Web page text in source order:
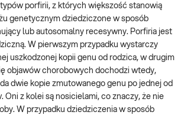
porfirii, z których większość stanowią
genetycznym dziedziczone w sposób
lub autosomalny recesywny. Porfiria jest
W pierwszym przypadku wystarczy
uszkodzonej kopii genu od rodzica, w drugim
objawów chorobowych dochodzi wtedy,
dwie kopie zmutowanego genu po jednej od
Oni z kolei są nosicielami, co znaczy, że nie
W przypadku dziedziczenia w sposób